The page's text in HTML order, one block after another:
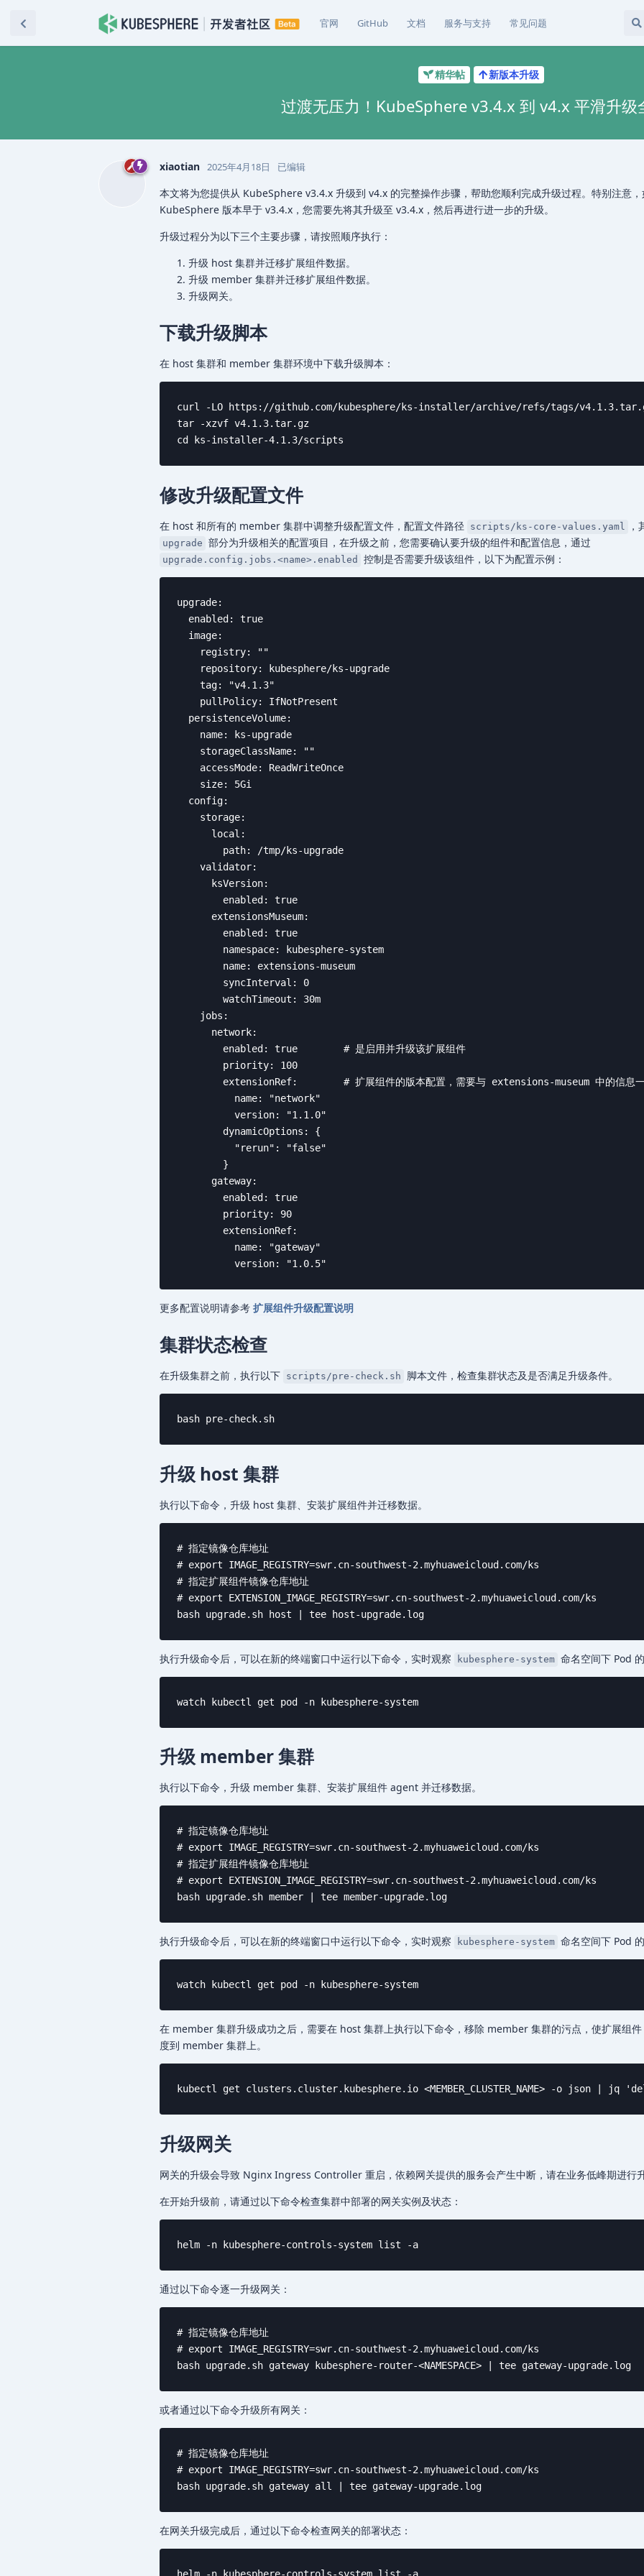
官网 GitHub 文档 服务与支持 常见问题
精华帖 新版本升级
过渡无压力！KubeSphere v3.4.x 到 v4.x 平滑升级
xiaotian 2025年4月18日 已编辑
本文将为您提供从 KubeSphere v3.4.x 升级到 v4.x 的完整操作步骤，帮助您顺利完成升级过程。特别注意
KubeSphere 版本早于 v3.4.x，您需要先将其升级至 v3.4.x，然后再进行进一步的升级。
升级过程分为以下三个主要步骤，请按照顺序执行：
升级 host 集群并迁移扩展组件数据。
升级 member 集群并迁移扩展组件数据。
升级网关。
下载升级脚本
在 host 集群和 member 集群环境中下载升级脚本：
curl -LO https://github.com/kubesphere/ks-installer/archive/refs/tags/
tar -xzvf v4.1.3.tar.gz
cd ks-installer-4.1.3/scripts
修改升级配置文件
在 host 和所有的 member 集群中调整升级配置文件，配置文件路径 scripts/ks-core-values.yaml ，
upgrade 部分为升级相关的配置项目，在升级之前，您需要确认要升级的组件和配置信息，通过
upgrade.config.jobs.<name>.enabled 控制是否需要升级该组件，以下为配置示例：
upgrade:
  enabled: true
  image:
    registry: ""
    repository: kubesphere/ks-upgrade
    tag: "v4.1.3"
    pullPolicy: IfNotPresent
  persistenceVolume:
    name: ks-upgrade
    storageClassName: ""
    accessMode: ReadWriteOnce
    size: 5Gi
  config:
    storage:
      local:
        path: /tmp/ks-upgrade
    validator:
      ksVersion:
        enabled: true
      extensionsMuseum:
        enabled: true
        namespace: kubesphere-system
        name: extensions-museum
        syncInterval: 0
        watchTimeout: 30m
    jobs:
      network:
        enabled: true        # 是启用并升级该扩展组件
        priority: 100
extensionRef:        # 扩展组件的版本配置，需要与 extensions-museum 中的信息
          name: "network"
          version: "1.1.0"
        dynamicOptions: {
          "rerun": "false"
        }
      gateway:
        enabled: true
        priority: 90
        extensionRef:
          name: "gateway"
          version: "1.0.5"
更多配置说明请参考 扩展组件升级配置说明
集群状态检查
在升级集群之前，执行以下 scripts/pre-check.sh 脚本文件，检查集群状态及是否满足升级条件。
bash pre-check.sh
升级 host 集群
执行以下命令，升级 host 集群、安装扩展组件并迁移数据。
# 指定镜像仓库地址
# export IMAGE_REGISTRY=swr.cn-southwest-2.myhuaweicloud.com/ks
# 指定扩展组件镜像仓库地址
# export EXTENSION_IMAGE_REGISTRY=swr.cn-southwest-2.myhuaweicloud.com/ks
bash upgrade.sh host | tee host-upgrade.log
执行升级命令后，可以在新的终端窗口中运行以下命令，实时观察 kubesphere-system 命名空间下 Pod
watch kubectl get pod -n kubesphere-system
升级 member 集群
执行以下命令，升级 member 集群、安装扩展组件 agent 并迁移数据。
# 指定镜像仓库地址
# export IMAGE_REGISTRY=swr.cn-southwest-2.myhuaweicloud.com/ks
# 指定扩展组件镜像仓库地址
# export EXTENSION_IMAGE_REGISTRY=swr.cn-southwest-2.myhuaweicloud.com/ks
bash upgrade.sh member | tee member-upgrade.log
执行升级命令后，可以在新的终端窗口中运行以下命令，实时观察 kubesphere-system 命名空间下 Pod
watch kubectl get pod -n kubesphere-system
在 member 集群升级成功之后，需要在 host 集群上执行以下命令，移除 member 集群的污点，使扩展组
度到 member 集群上。
kubectl get clusters.cluster.kubesphere.io <MEMBER_CLUSTER_NAME> -o
升级网关
网关的升级会导致 Nginx Ingress Controller 重启，依赖网关提供的服务会产生中断，请在业务低峰期进行
在开始升级前，请通过以下命令检查集群中部署的网关实例及状态：
helm -n kubesphere-controls-system list -a
通过以下命令逐一升级网关：
# 指定镜像仓库地址
# export IMAGE_REGISTRY=swr.cn-southwest-2.myhuaweicloud.com/ks
bash upgrade.sh gateway kubesphere-router-<NAMESPACE> | tee gateway-upgrade.log
或者通过以下命令升级所有网关：
# 指定镜像仓库地址
# export IMAGE_REGISTRY=swr.cn-southwest-2.myhuaweicloud.com/ks
bash upgrade.sh gateway all | tee gateway-upgrade.log
在网关升级完成后，通过以下命令检查网关的部署状态：
helm -n kubesphere-controls-system list -a